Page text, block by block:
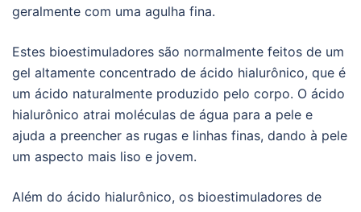
geralmente com uma agulha fina.
Estes bioestimuladores são normalmente feitos de um
gel altamente concentrado de ácido hialurônico, que é
um ácido naturalmente produzido pelo corpo. O ácido
hialurônico atrai moléculas de água para a pele e
ajuda a preencher as rugas e linhas finas, dando à pele
um aspecto mais liso e jovem.
Além do ácido hialurônico, os bioestimuladores de